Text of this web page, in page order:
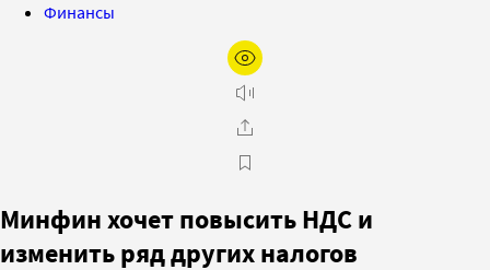
Финансы
Минфин хочет повысить НДС и
изменить ряд других налогов